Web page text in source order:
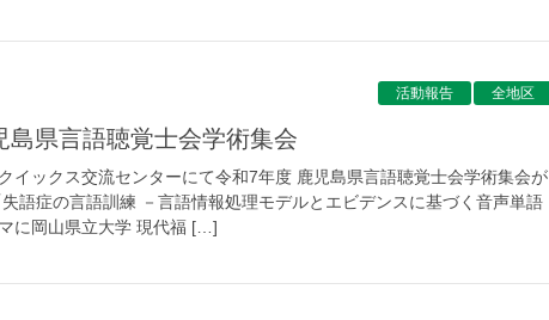
全地区
活動報告
島県言語聴覚士会学術集会
イックス交流センターにて令和7年度 鹿児島県言語聴覚士会学術集会が
語症の言語訓練 －言語情報処理モデルとエビデンスに基づく音声単語
に岡山県立大学 現代福 […]